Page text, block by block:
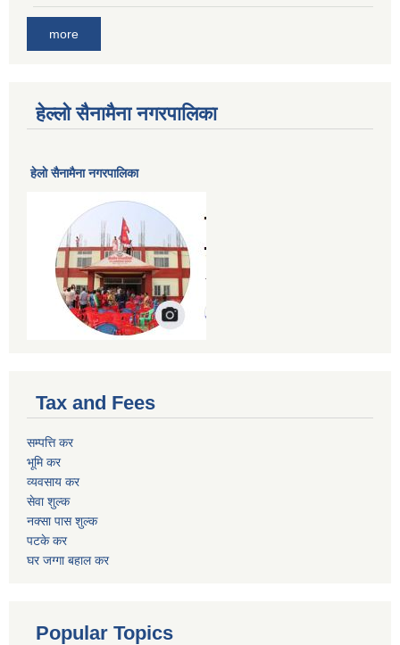
more
हेल्लो सैनामैना नगरपालिका
हेलाे सैनामैना नगरपालिका
Tax and Fees
सम्पत्ति कर
भूमि कर
व्यवसाय कर
सेवा शुल्क
नक्सा पास शुल्क
पटके कर
घर जग्गा बहाल कर
Popular Topics